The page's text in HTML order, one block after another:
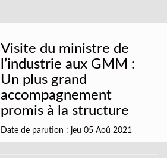
Visite du ministre de
l’industrie aux GMM :
Un plus grand
accompagnement
promis à la structure
Date de parution : jeu 05 Aoû 2021